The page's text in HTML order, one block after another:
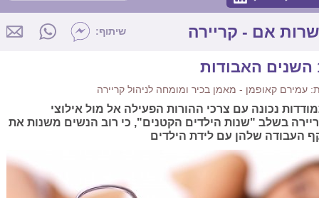
אם - קריירה שיתוף:
עמירם קאופמן - מאמן בכיר ומומחה לניהול קריירה
נכונה עם צרכי ההורות הפעילה אל מול אילוצי
בשלב "שנות הילדים הקטנים", כי רוב הנשים משנות את
העבודה שלהן עם לידת הילדים